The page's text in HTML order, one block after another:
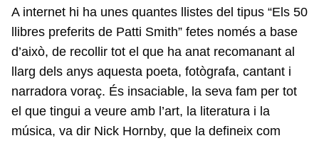
A internet hi ha unes quantes llistes del tipus “Els 50
llibres preferits de Patti Smith” fetes només a base
d’això, de recollir tot el que ha anat recomanant al
llarg dels anys aquesta poeta, fotògrafa, cantant i
narradora voraç. És insaciable, la seva fam per tot
el que tingui a veure amb l’art, la literatura i la
música, va dir Nick Hornby, que la defineix com